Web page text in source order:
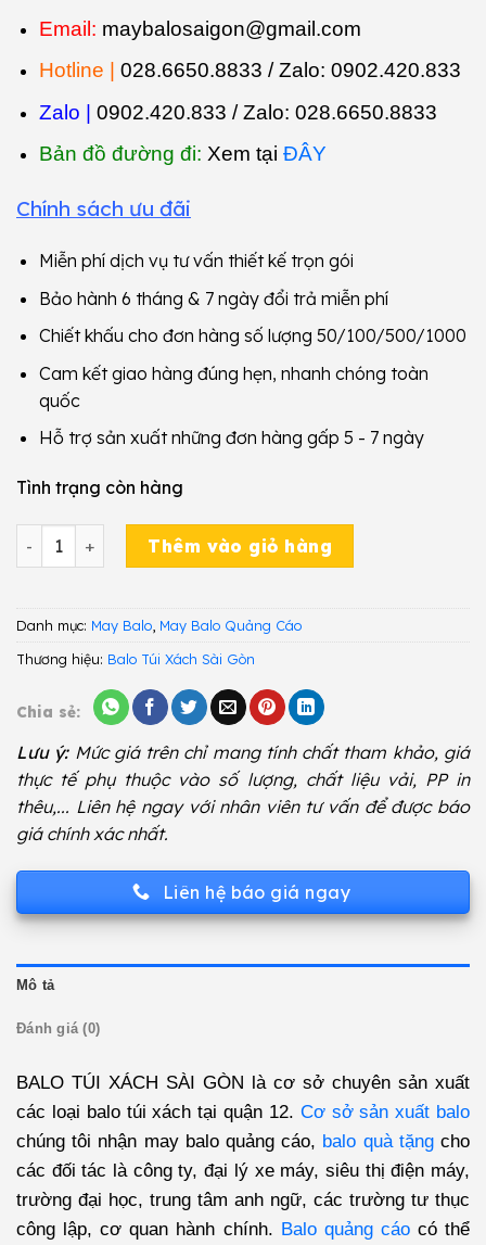
Email: maybalosaigon@gmail.com
Hotline |
028.6650.8833 / Zalo: 0902.420.833
Zalo |
0902.420.833 / Zalo: 028.6650.8833
Bản đồ đường đi: Xem tại ĐÂY
Chính sách ưu đãi
Miễn phí dịch vụ tư vấn thiết kế trọn gói
Bảo hành 6 tháng & 7 ngày đổi trả miễn phí
Chiết khấu cho đơn hàng số lượng 50/100/500/1000
Cam kết giao hàng đúng hẹn, nhanh chóng toàn
quốc
Hỗ trợ sản xuất những đơn hàng gấp 5 - 7 ngày
Tình trạng còn hàng
Balo Quảng Cáo GYY 503 số lượng
Thêm vào giỏ hàng
Danh mục: May Balo May Balo Quảng Cáo
Thương hiệu: Balo Túi Xách Sài Gòn
Chia sẻ:
Lưu ý:Mức giá trên chỉ mang tính chất tham khảo, giá
thực tế phụ thuộc vào số lượng, chất liệu vải, PP in
thêu,... Liên hệ ngay với nhân viên tư vấn để được báo
giá chính xác nhất.
Liên hệ báo giá ngay
Mô tả
Đánh giá (0)
BALO TÚI XÁCH SÀI GÒN là cơ sở chuyên sản xuất
các loại balo túi xách tại quận 12. Cơ sở sản xuất balo
chúng tôi nhận may balo quảng cáo, balo quà tặngcho
các đối tác là công ty, đại lý xe máy, siêu thị điện máy,
trường đại học, trung tâm anh ngữ, các trường tư thục
công lập, cơ quan hành chính. Balo quảng cáocó thể